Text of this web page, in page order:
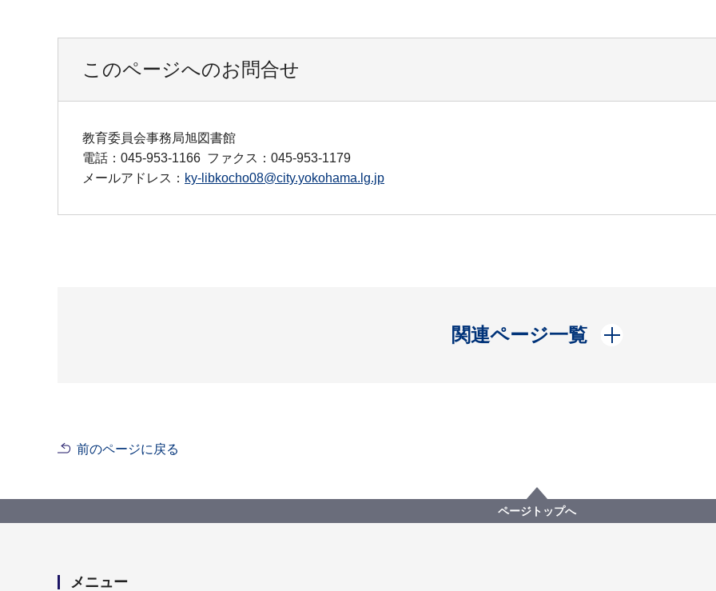
このページへのお問合せ
教育委員会事務局旭図書館
電話：045-953-1166 ファクス：045-953-1179
メールアドレス： ky-libkocho08@city.yokohama.lg.jp
関連ページ一覧
開く
前のページに戻る
ページトップへ
メニュー